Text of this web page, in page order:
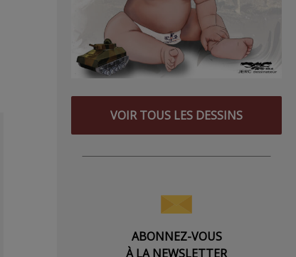
VOIR TOUS LES DESSINS
ABONNEZ-VOUS
À LA NEWSLETTER